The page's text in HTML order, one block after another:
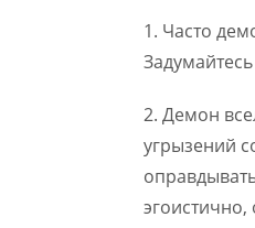
1. Часто
2. Демон
угрызений